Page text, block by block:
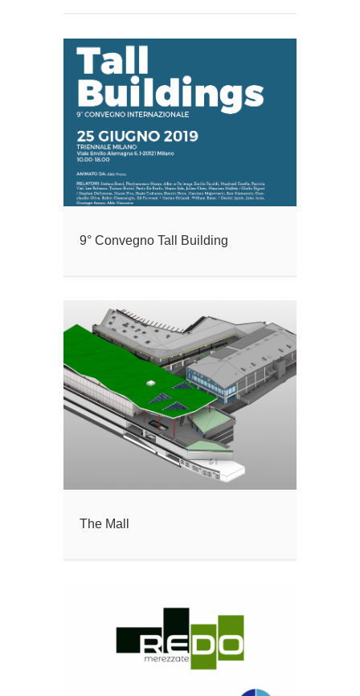
9° Convegno Tall Building
The Mall